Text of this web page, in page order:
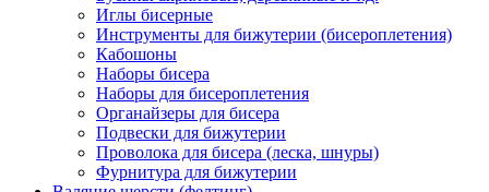
Иглы бисерные
Инструменты для бижутерии (бисероплетения)
Кабошоны
Наборы бисера
Наборы для бисероплетения
Органайзеры для бисера
Подвески для бижутерии
Проволока для бисера (леска, шнуры)
Фурнитура для бижутерии